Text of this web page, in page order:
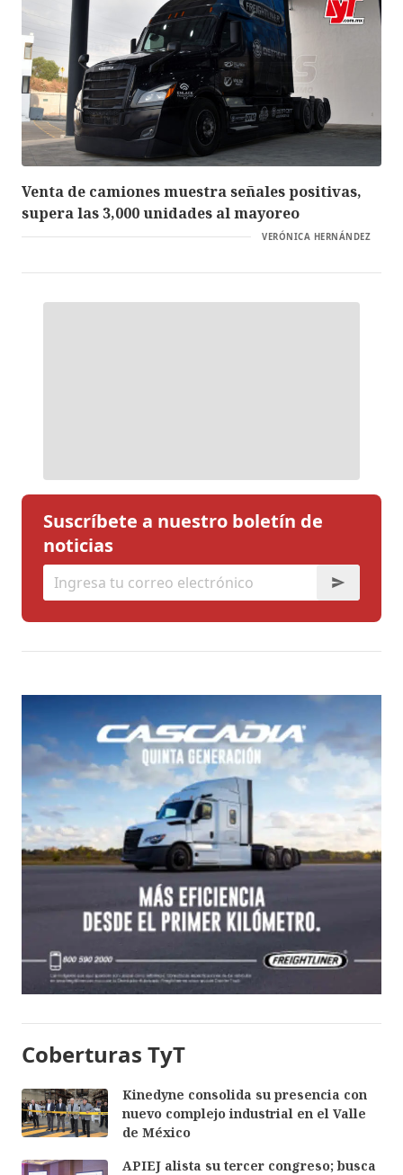
Venta de camiones muestra señales positivas,
supera las 3,000 unidades al mayoreo
VERÓNICA HERNÁNDEZ
Suscríbete a nuestro boletín de
noticias
Coberturas TyT
Kinedyne consolida su presencia con
nuevo complejo industrial en el Valle
de México
APIEJ alista su tercer congreso; busca